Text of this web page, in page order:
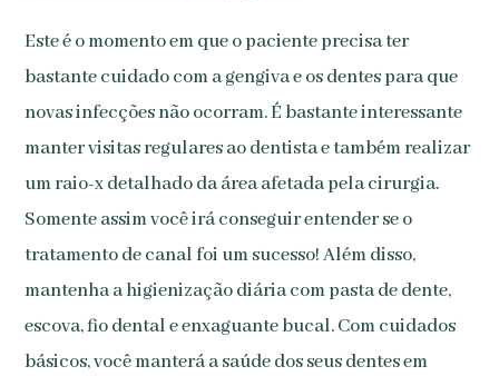
Este é o momento em que o paciente precisa ter
bastante cuidado com a gengiva e os dentes para que
novas infecções não ocorram. É bastante interessante
manter visitas regulares ao dentista e também realizar
um raio-x detalhado da área afetada pela cirurgia.
Somente assim você irá conseguir entender se o
tratamento de canal foi um sucesso! Além disso,
mantenha a higienização diária com pasta de dente,
escova, fio dental e enxaguante bucal. Com cuidados
básicos, você manterá a saúde dos seus dentes em